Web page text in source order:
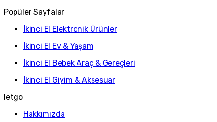
Popüler Sayfalar
İkinci El Elektronik Ürünler
İkinci El Ev & Yaşam
İkinci El Bebek Araç & Gereçleri
İkinci El Giyim & Aksesuar
letgo
Hakkımızda